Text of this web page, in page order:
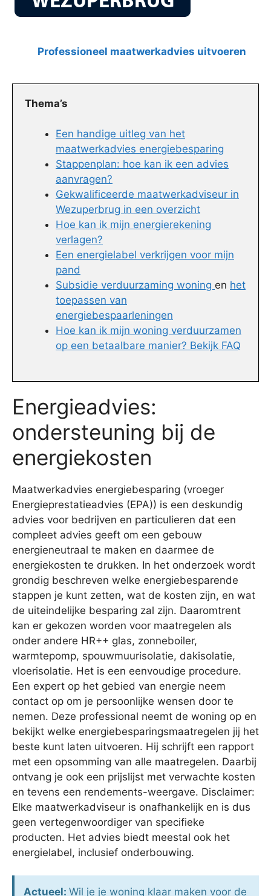
Professioneel maatwerkadvies uitvoeren
Thema’s
Een handige uitleg van het
maatwerkadvies energiebesparing
Stappenplan: hoe kan ik een advies
aanvragen?
Gekwalificeerde maatwerkadviseur in
Wezuperbrug in een overzicht
Hoe kan ik mijn energierekening
verlagen?
Een energielabel verkrijgen voor mijn
pand
Subsidie verduurzaming woning en het
toepassen van
energiebespaarleningen
Hoe kan ik mijn woning verduurzamen
op een betaalbare manier? Bekijk FAQ
Energieadvies:
ondersteuning bij de
energiekosten
Maatwerkadvies energiebesparing (vroeger
Energieprestatieadvies (EPA)) is een deskundig
advies voor bedrijven en particulieren dat een
compleet advies geeft om een gebouw
energieneutraal te maken en daarmee de
energiekosten te drukken. In het onderzoek wordt
grondig beschreven welke energiebesparende
stappen je kunt zetten, wat de kosten zijn, en wat
de uiteindelijke besparing zal zijn. Daaromtrent
kan er gekozen worden voor maatregelen als
onder andere HR++ glas, zonneboiler,
warmtepomp, spouwmuurisolatie, dakisolatie,
vloerisolatie. Het is een eenvoudige procedure.
Een expert op het gebied van energie neem
contact op om je persoonlijke wensen door te
nemen. Deze professional neemt de woning op en
bekijkt welke energiebesparingsmaatregelen jij het
beste kunt laten uitvoeren. Hij schrijft een rapport
met een opsomming van alle maatregelen. Daarbij
ontvang je ook een prijslijst met verwachte kosten
en tevens een rendements-weergave. Disclaimer:
Elke maatwerkadviseur is onafhankelijk en is dus
geen vertegenwoordiger van specifieke
producten. Het advies biedt meestal ook het
energielabel, inclusief onderbouwing.
Actueel: Wil je je woning klaar maken voor de